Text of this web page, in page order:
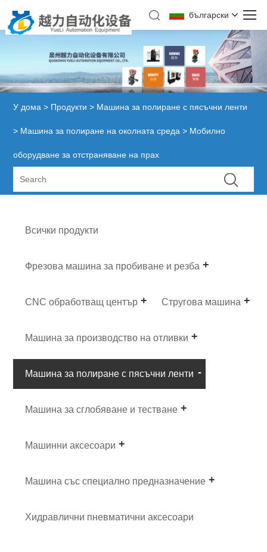
български
У дома > Продукти > Машина за полиране с пясъчни ленти
> Машина за полиране на околната среда > Мобилно
оборудване за отстраняване на прах
Всички продукти
Фрезова машина за пробиване и резба
CNC обработващ център Стругова машина
Машина за производство на отливки
Машина за полиране с пясъчни ленти
Машина за сглобяване и тестване
Машинни аксесоари
Машина със специално предназначение
Хидравлични пневматични аксесоари